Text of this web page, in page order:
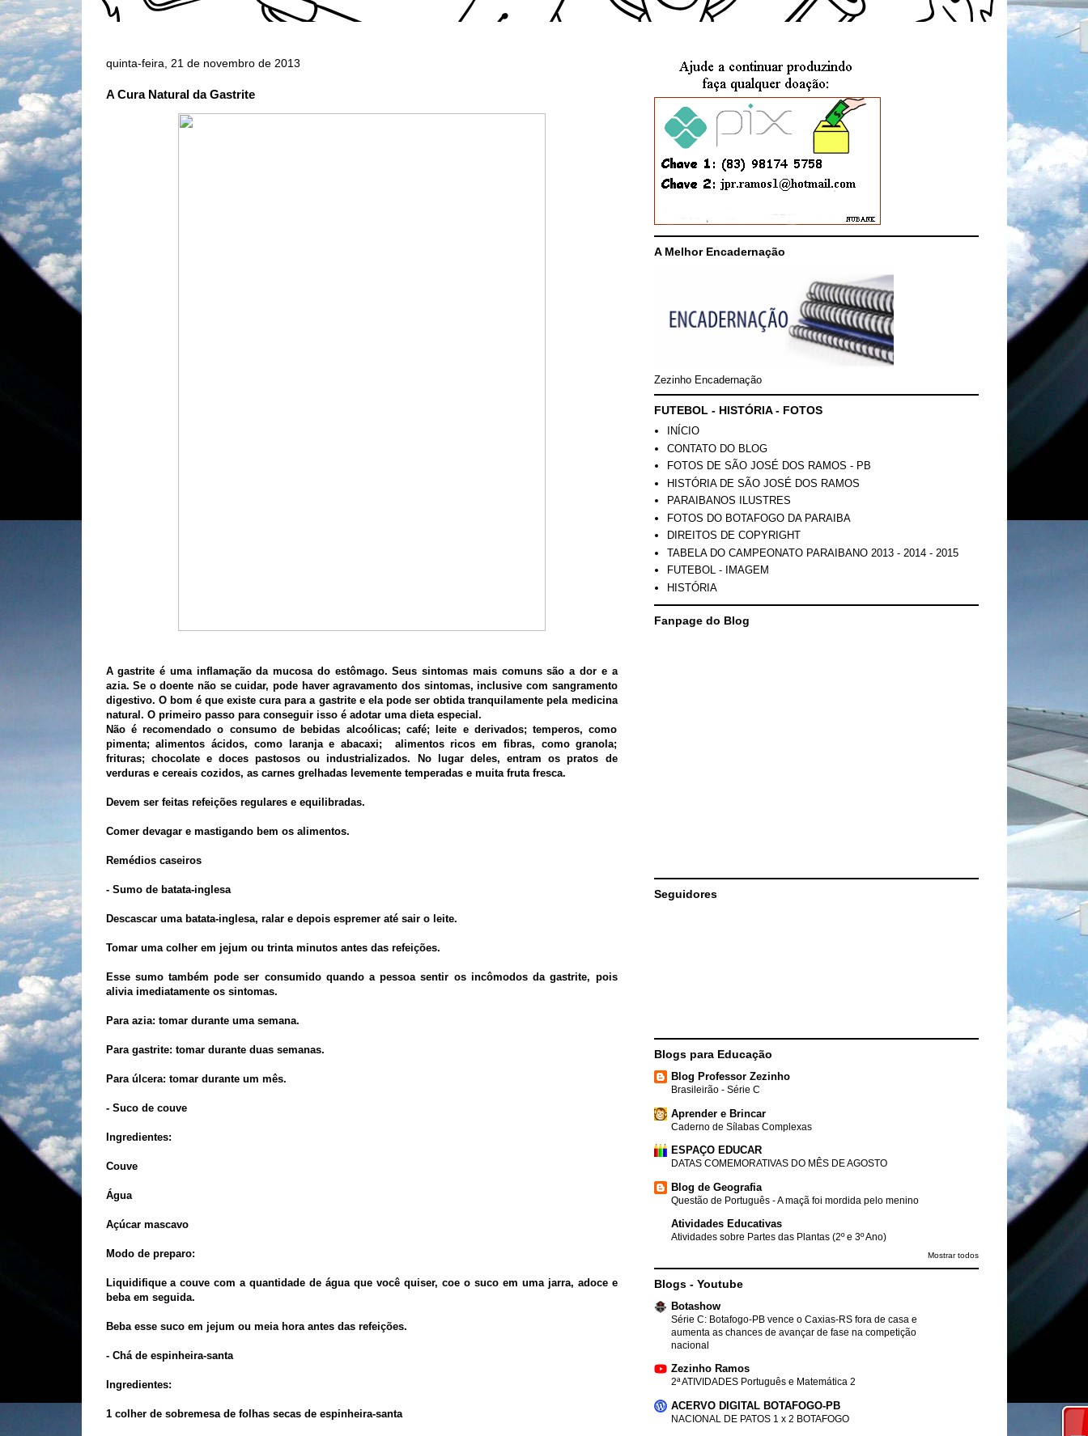
quinta-feira, 21 de novembro de 2013
A Cura Natural da Gastrite
A gastrite é uma inflamação da mucosa do estômago. Seus sintomas mais comuns são a dor e a
azia. Se o doente não se cuidar, pode haver agravamento dos sintomas, inclusive com sangramento
digestivo. O bom é que existe cura para a gastrite e ela pode ser obtida tranquilamente pela medicina
natural. O primeiro passo para conseguir isso é adotar uma dieta especial.
Não é recomendado o consumo de bebidas alcoólicas; café; leite e derivados; temperos, como
pimenta; alimentos ácidos, como laranja e abacaxi; alimentos ricos em fibras, como granola;
frituras; chocolate e doces pastosos ou industrializados. No lugar deles, entram os pratos de
verduras e cereais cozidos, as carnes grelhadas levemente temperadas e muita fruta fresca.
Devem ser feitas refeições regulares e equilibradas.
Comer devagar e mastigando bem os alimentos.
Remédios caseiros
- Sumo de batata-inglesa
Descascar uma batata-inglesa, ralar e depois espremer até sair o leite.
Tomar uma colher em jejum ou trinta minutos antes das refeições.
Esse sumo também pode ser consumido quando a pessoa sentir os incômodos da gastrite, pois
alivia imediatamente os sintomas.
Para azia: tomar durante uma semana.
Para gastrite: tomar durante duas semanas.
Para úlcera: tomar durante um mês.
- Suco de couve
Ingredientes:
Couve
Água
Açúcar mascavo
Modo de preparo:
Liquidifique a couve com a quantidade de água que você quiser, coe o suco em uma jarra, adoce e
beba em seguida.
Beba esse suco em jejum ou meia hora antes das refeições.
- Chá de espinheira-santa
Ingredientes:
1 colher de sobremesa de folhas secas de espinheira-santa
A Melhor Encadernação
Zezinho Encadernação
FUTEBOL - HISTÓRIA - FOTOS
INÍCIO
CONTATO DO BLOG
FOTOS DE SÃO JOSÉ DOS RAMOS - PB
HISTÓRIA DE SÃO JOSÉ DOS RAMOS
PARAIBANOS ILUSTRES
FOTOS DO BOTAFOGO DA PARAIBA
DIREITOS DE COPYRIGHT
TABELA DO CAMPEONATO PARAIBANO 2013 - 2014 - 2015
FUTEBOL - IMAGEM
HISTÓRIA
Fanpage do Blog
Seguidores
Blogs para Educação
Blog Professor Zezinho
Brasileirão - Série C
Aprender e Brincar
Caderno de Sílabas Complexas
ESPAÇO EDUCAR
DATAS COMEMORATIVAS DO MÊS DE AGOSTO
Blog de Geografia
Questão de Português - A maçã foi mordida pelo menino
Atividades Educativas
Atividades sobre Partes das Plantas (2º e 3º Ano)
Mostrar todos
Blogs - Youtube
Botashow
Série C: Botafogo-PB vence o Caxias-RS fora de casa e
aumenta as chances de avançar de fase na competição
nacional
Zezinho Ramos
2ª ATIVIDADES Português e Matemática 2
ACERVO DIGITAL BOTAFOGO-PB
NACIONAL DE PATOS 1 x 2 BOTAFOGO